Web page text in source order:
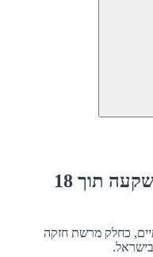
עסק רווחי למכירה, החזר השקעה תוך 18
כחלק מרשת חזקה